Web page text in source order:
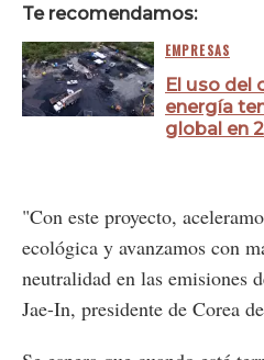
Te recomendamos:
EMPRESAS
El uso del
energía
global en
"Con este proyecto,
ecológica y avanzamos con
neutralidad en las emisiones
Jae-In, presidente de Corea